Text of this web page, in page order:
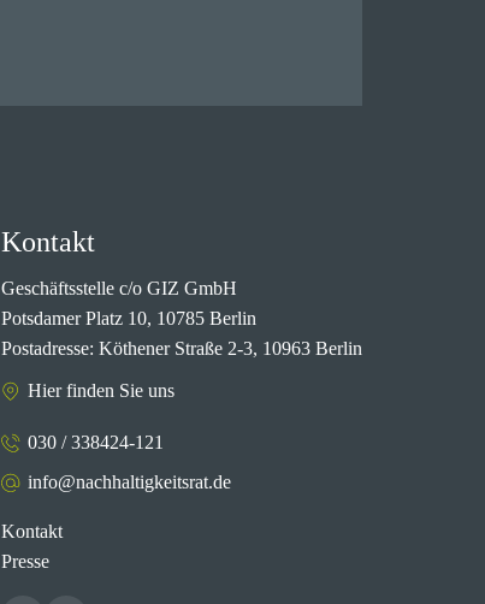
Kontakt
Geschäftsstelle c/o GIZ GmbH
Potsdamer Platz 10, 10785 Berlin
Postadresse: Köthener Straße 2-3, 10963 Berlin
Hier finden Sie uns
030 / 338424-121
info@nachhaltigkeitsrat.de
Kontakt
Presse